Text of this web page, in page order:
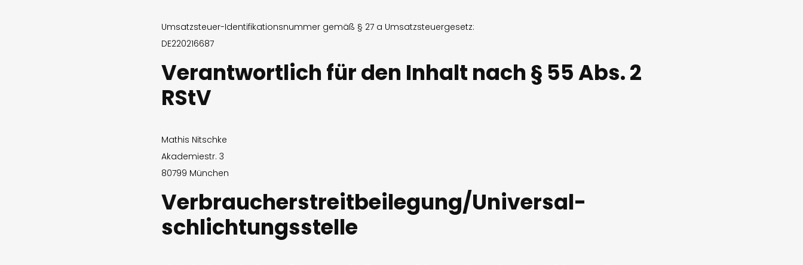
Umsatzsteuer-Identifikationsnummer gemäß § 27 a Umsatzsteuergesetz:
DE220216687
Verantwortlich für den Inhalt nach § 55 Abs. 2
RStV
Mathis Nitschke
Akademiestr. 3
80799 München
Verbraucher­streit­beilegung/Universal­
schlichtungs­stelle